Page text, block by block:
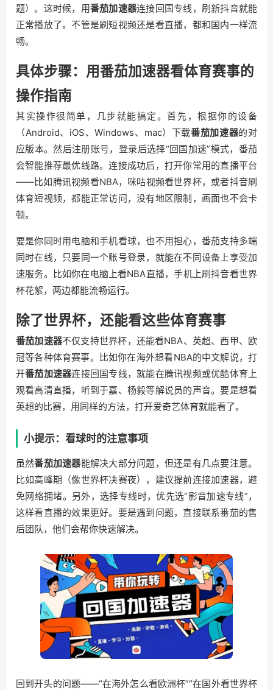
题）。这时候，用番茄加速器连接回国专线，刷新抖音就能
正常播放了。不管是刷短视频还是看直播，都和国内一样流
畅。
具体步骤：用番茄加速器看体育赛事的
操作指南
其实操作很简单，几步就能搞定。首先，根据你的设备
（Android、iOS、Windows、mac）下载番茄加速器的对
应版本。然后注册账号，登录后选择“回国加速”模式，番茄
会智能推荐最优线路。连接成功后，打开你常用的直播平台
——比如腾讯视频看NBA，咪咕视频看世界杯，或者抖音刷
体育短视频，都能正常访问，没有地区限制，画面也不会卡
顿。
要是你同时用电脑和手机看球，也不用担心，番茄支持多端
同时在线，只要同一个账号登录，就能在不同设备上享受加
速服务。比如你在电脑上看NBA直播，手机上刷抖音看世界
杯花絮，两边都能流畅运行。
除了世界杯，还能看这些体育赛事
番茄加速器不仅支持世界杯，还能看NBA、英超、西甲、欧
冠等各种体育赛事。比如你在海外想看NBA的中文解说，打
开番茄加速器连接回国专线，就能在腾讯视频或优酷体育上
观看高清直播，听到于嘉、杨毅等解说员的声音。要是想看
英超的比赛，用同样的方法，打开爱奇艺体育就能看了。
小提示：看球时的注意事项
虽然番茄加速器能解决大部分问题，但还是有几点要注意。
比如高峰期（像世界杯决赛夜），建议提前连接加速器，避
免网络拥堵。另外，选择专线时，优先选“影音加速专线”，
这样看直播的效果更好。要是遇到问题，直接联系番茄的售
后团队，他们会帮你快速解决。
回到开头的问题——“在海外怎么看欧洲杯”“在国外看世界杯